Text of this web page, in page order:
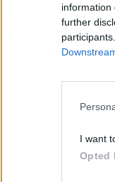
information
further
I want
Opted
embolizacja